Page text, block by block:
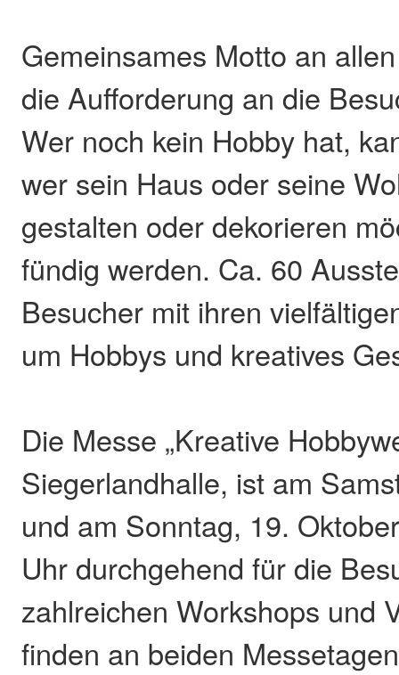
Gemeinsames Motto an
die Aufforderung an die
Wer noch kein Hobby hat,
wer sein Haus oder seine
gestalten oder dekorieren
fündig werden. Ca. 60
Besucher mit ihren
um Hobbys und kreatives
Die Messe „Kreative
Siegerlandhalle, ist am
und am Sonntag, 19.
Uhr durchgehend für die
zahlreichen Workshops und
finden an beiden